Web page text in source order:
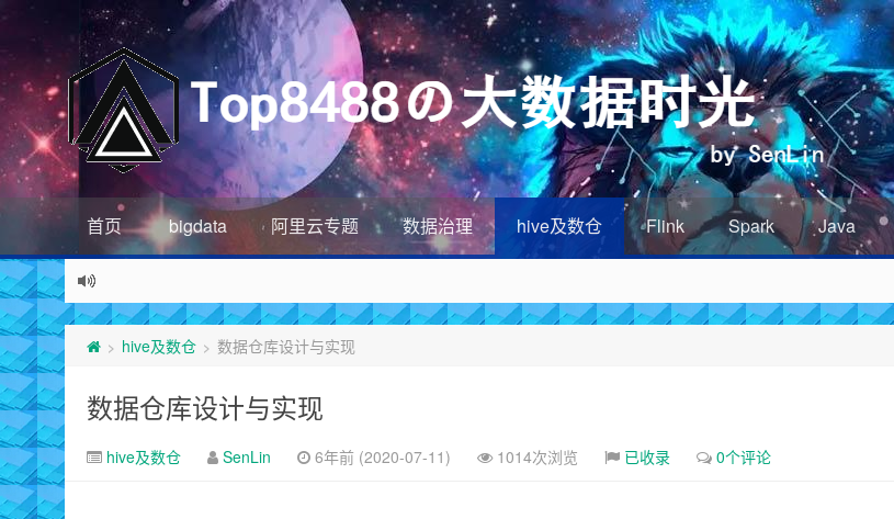
首页 bigdata 阿里云专题 数据治理 hive及数仓 Flink Spark Java
> hive及数仓 > 数据仓库设计与实现
数据仓库设计与实现
hive及数仓 SenLin 6年前 (2020-07-11) 1014次浏览 已收录 0个评论